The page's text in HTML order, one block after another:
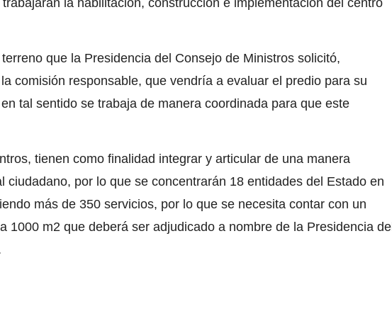
que la Presidencia del Consejo de Ministros solicitó,
comisión responsable, que vendría a evaluar el predio para su
tal sentido se trabaja de manera coordinada para que este
tienen como finalidad integrar y articular de una manera
ciudadano, por lo que se concentrarán 18 entidades del Estado en
más de 350 servicios, por lo que se necesita contar con un
1000 m2 que deberá ser adjudicado a nombre de la Presidencia del